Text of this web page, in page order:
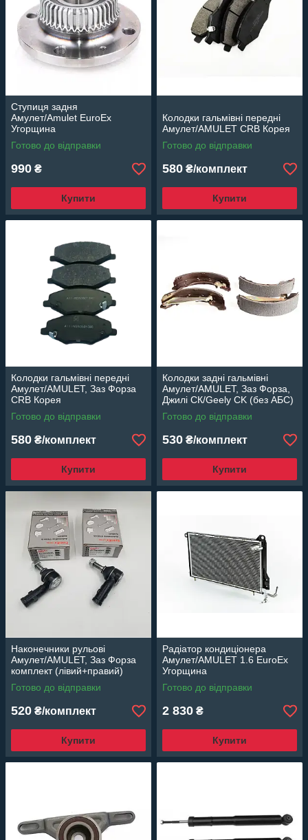
Ступиця задня
Амулет/Amulet EuroEx
Угорщина
Готово до відправки
990 ₴
Купити
Колодки гальмівні передні
Амулет/AMULET CRB Корея
Готово до відправки
580 ₴/комплект
Купити
Колодки гальмівні передні
Амулет/AMULET, Заз Форза
CRB Корея
Готово до відправки
580 ₴/комплект
Купити
Колодки задні гальмівні
Амулет/AMULET, Заз Форза,
Джилі СК/Geely CK (без АБС)
EuroEx Угорщина
Готово до відправки
530 ₴/комплект
Купити
Наконечники рульові
Амулет/AMULET, Заз Форза
комплект (лівий+правий)
EuroEx Угорщина
Готово до відправки
520 ₴/комплект
Купити
Радіатор кондиціонера
Амулет/AMULET 1.6 EuroEx
Угорщина
Готово до відправки
2 830 ₴
Купити